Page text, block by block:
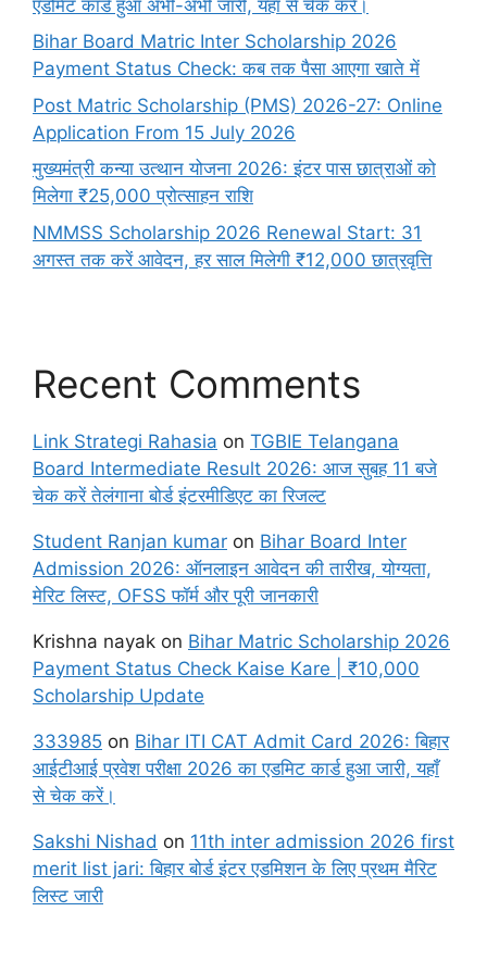
एडमिट कार्ड हुआ अभी-अभी जारी, यहाँ से चेक करें।
Bihar Board Matric Inter Scholarship 2026
Payment Status Check: कब तक पैसा आएगा खाते में
Post Matric Scholarship (PMS) 2026-27: Online
Application From 15 July 2026
मुख्यमंत्री कन्या उत्थान योजना 2026: इंटर पास छात्राओं को
मिलेगा ₹25,000 प्रोत्साहन राशि
NMMSS Scholarship 2026 Renewal Start: 31
अगस्त तक करें आवेदन, हर साल मिलेगी ₹12,000 छात्रवृत्ति
Recent Comments
Link Strategi Rahasia on TGBIE Telangana
Board Intermediate Result 2026: आज सुबह 11 बजे
चेक करें तेलंगाना बोर्ड इंटरमीडिएट का रिजल्ट
Student Ranjan kumar on Bihar Board Inter
Admission 2026: ऑनलाइन आवेदन की तारीख, योग्यता,
मेरिट लिस्ट, OFSS फॉर्म और पूरी जानकारी
Krishna nayak on Bihar Matric Scholarship 2026
Payment Status Check Kaise Kare | ₹10,000
Scholarship Update
333985 on Bihar ITI CAT Admit Card 2026: बिहार
आईटीआई प्रवेश परीक्षा 2026 का एडमिट कार्ड हुआ जारी, यहाँ
से चेक करें।
Sakshi Nishad on 11th inter admission 2026 first
merit list jari: बिहार बोर्ड इंटर एडमिशन के लिए प्रथम मैरिट
लिस्ट जारी